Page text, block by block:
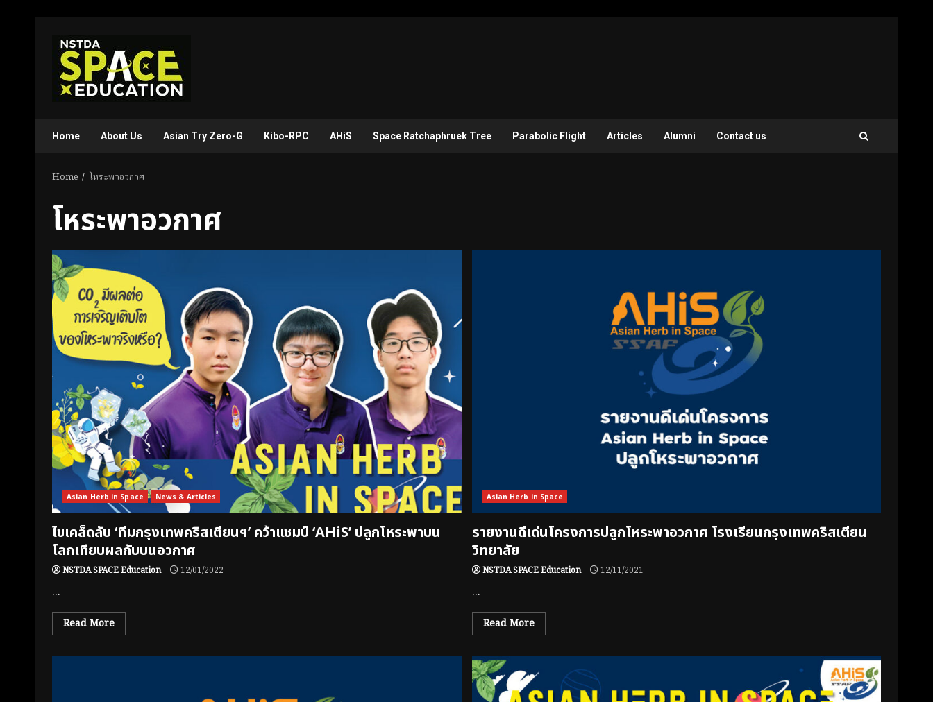
content
Home About Us Asian Try Zero-G Kibo-RPC AHiS Space Ratchaphruek Tree Parabolic Flight Articles Alumni Contact us
Home โหระพาอวกาศ
โหระพาอวกาศ
Asian Herb in Space News & Articles
ไขเคล็ดลับ ‘ทีมกรุงเทพคริสเตียนฯ’ คว้าแชมป์ ‘AHiS’ ปลูกโหระพาบน
โลกเทียบผลกับบนอวกาศ
NSTDA SPACE Education 12/01/2022
...
Read More
Asian Herb in Space
รายงานดีเด่นโครงการปลูกโหระพาอวกาศ โรงเรียนกรุงเทพคริสเตียน
วิทยาลัย
NSTDA SPACE Education 12/11/2021
...
Read More